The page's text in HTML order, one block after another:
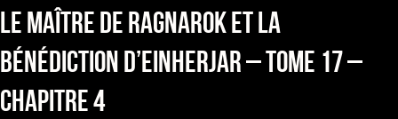
Le Maître de Ragnarok et la
Bénédiction d’Einherjar – Tome 17 –
Chapitre 4